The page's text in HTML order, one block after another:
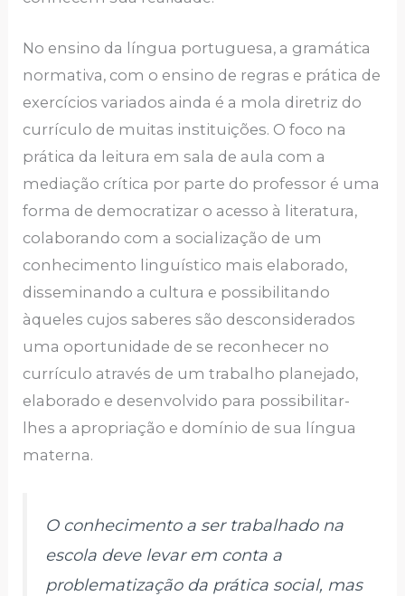
No ensino da língua portuguesa, a gramática
normativa, com o ensino de regras e prática de
exercícios variados ainda é a mola diretriz do
currículo de muitas instituições. O foco na
prática da leitura em sala de aula com a
mediação crítica por parte do professor é uma
forma de democratizar o acesso à literatura,
colaborando com a socialização de um
conhecimento linguístico mais elaborado,
disseminando a cultura e possibilitando
àqueles cujos saberes são desconsiderados
uma oportunidade de se reconhecer no
currículo através de um trabalho planejado,
elaborado e desenvolvido para possibilitar-
lhes a apropriação e domínio de sua língua
materna.
O conhecimento a ser trabalhado na
escola deve levar em conta a
problematização da prática social, mas